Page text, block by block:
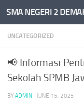
Skip to content
SMA NEGERI 2
UNCATEGORIZED
📢 Informasi
Sekolah SPMB
BY ADMIN · JUNE 15, 2025